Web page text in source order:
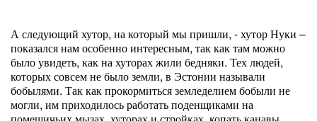
А следующий хутор, на который мы пришли, - хутор Нуки –
показался нам особенно интересным, так как там можно
было увидеть, как на хуторах жили бедняки. Тех людей,
которых совсем не было земли, в Эстонии называли
бобылями. Так как прокормиться земледелием бобыли не
могли, им приходилось работать поденщиками на